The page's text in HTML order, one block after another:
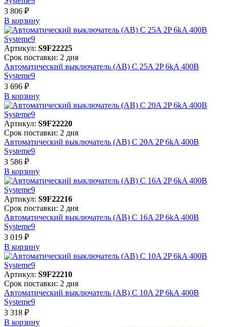
3 806 ₽
В корзинy
Артикул: S9F22225
Срок поставки: 2 дня
Автоматический выключатель (АВ) C 25A 2P 6kA 400В
Systeme9
3 696 ₽
В корзинy
Артикул: S9F22220
Срок поставки: 2 дня
Автоматический выключатель (АВ) C 20A 2P 6kA 400В
Systeme9
3 586 ₽
В корзинy
Артикул: S9F22216
Срок поставки: 2 дня
Автоматический выключатель (АВ) C 16A 2P 6kA 400В
Systeme9
3 019 ₽
В корзинy
Артикул: S9F22210
Срок поставки: 2 дня
Автоматический выключатель (АВ) C 10A 2P 6kA 400В
Systeme9
3 318 ₽
В корзинy